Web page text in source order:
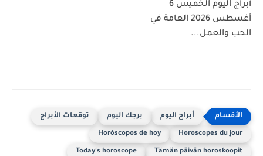
أبراج اليوم الخميس 6
أغسطس 2026 العامة في
الحب والعمل...
أبراج اليوم برجك اليوم توقعات الأبراج
Horoscopes du jour
Horóscopos de hoy
Tämän päivän horoskoopit
Today's horoscope